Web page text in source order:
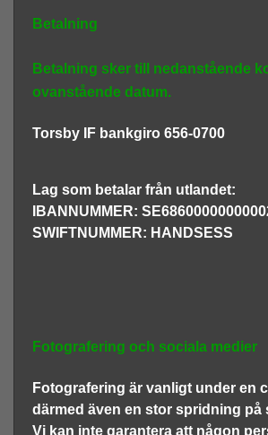
Betalning
Betalning sker till nedanstående
ovanstående datum.
Torsby IF bankgiro 656-0700
Lag som betalar från utlandet:
IBANNUMMER:
SWIFTNUMMER: HANDSESS
Fotografering och sociala medier
Fotografering är vanligt under en
därmed även en stor spridning på
Vi kan inte garantera att någon